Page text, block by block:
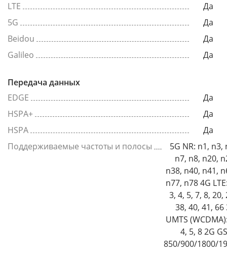
LTE
Да
5G
Да
Beidou
Да
Galileo
Да
Передача данных
EDGE
Да
HSPA+
Да
HSPA
Да
Поддерживаемые частоты и полосы
5G NR: n1, n3,
n7, n8, n20,
n38, n40, n41,
n77, n78 4G
3, 4, 5, 7, 8, 20,
38, 40, 41, 66
UMTS
4, 5, 8 2G
850/900/1800/